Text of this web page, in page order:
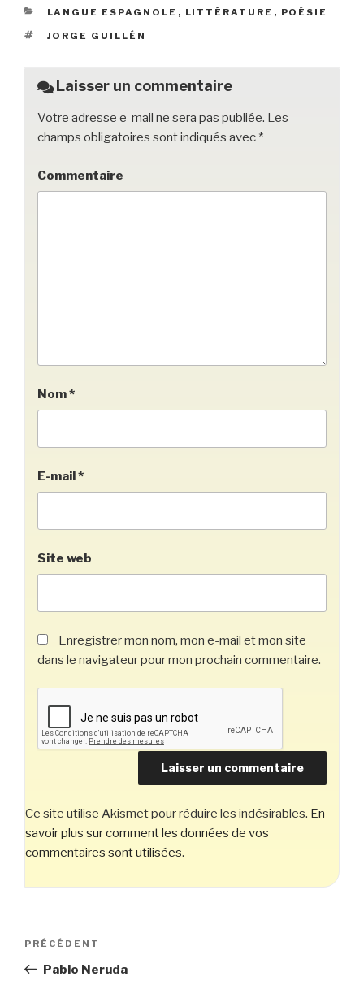
b
o
k
CATÉGORIES
LANGUE ESPAGNOLE , LITTÉRATURE , POÉSIE
ÉTIQUETTES
JORGE GUILLÉN
Laisser un commentaire
Votre adresse e-mail ne sera pas publiée. Les
champs obligatoires sont indiqués avec *
Commentaire
Nom*
E-mail*
Site web
Enregistrer mon nom, mon e-mail et mon site
dans le navigateur pour mon prochain commentaire.
Ce site utilise Akismet pour réduire les indésirables. En
savoir plus sur comment les données de vos
commentaires sont utilisées.
Navigation
l’article
Article
précédent
PRÉCÉDENT
Pablo Neruda